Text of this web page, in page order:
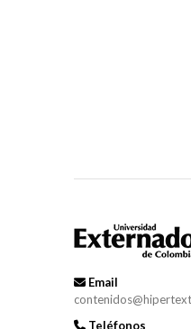
Email
Teléfonos